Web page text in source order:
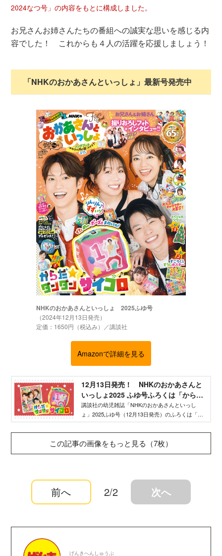
2024なつ号」の内容をもとに構成しました。
お兄さんお姉さんたちの番組への誠実な思いを感じる内
容でした！ これからも４人の活躍を応援しましょう！
「NHKのおかあさんといっしょ」最新号発売中
NHKのおかあさんといっしょ 2025ふゆ号
（2024年12月13日発売）
定価：1650円（税込み）／講談社
Amazonで詳細を見る
12月13日発売！ NHKのおかあさんと
いっしょ2025 ふゆ号ふろくは「からだ
☆ダンダン サイコロ」 - WEB げんき
｜講談社
講談社の幼児雑誌「NHKのおかあさんといっし
ょ」2025ふゆ号（12月13日発売）のふろくは「か
さん撮りおろしの大ボリュームインタビューも掲
載！
この記事の画像をもっと見る（7枚）
前へ 2/2 次へ
げんきへんしゅうぶ